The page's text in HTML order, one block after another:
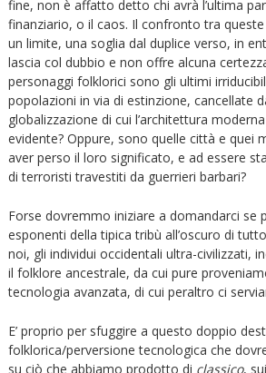
fine, non è affatto detto chi avrà l’ultima
finanziario, o il caos. Il confronto tra
un limite, una soglia dal duplice verso, in
lascia col dubbio e non offre alcuna
personaggi folklorici sono gli ultimi
popolazioni in via di estinzione, cancellate
globalizzazione di cui l’architettura
evidente? Oppure, sono quelle città e quei
aver perso il loro significato, e ad essere
di terroristi travestiti da guerrieri barbari?
Forse dovremmo iniziare a domandarci se
esponenti della tipica tribù all’oscuro di
noi, gli individui occidentali ultra-civilizzati,
il folklore ancestrale, da cui pure
tecnologia avanzata, di cui peraltro ci
E’ proprio per sfuggire a questo doppio
folklorica/perversione tecnologica che
su ciò che abbiamo prodotto di classico,